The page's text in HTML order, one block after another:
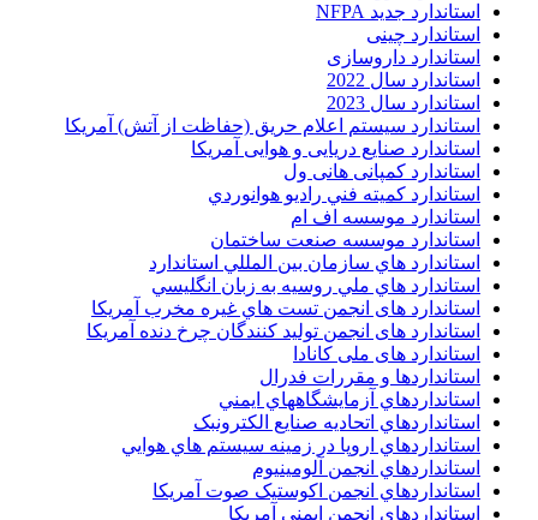
استاندارد جدید NFPA
استاندارد چینی
استاندارد داروسازی
استاندارد سال 2022
استاندارد سال 2023
استاندارد سیستم اعلام حریق (حفاظت از آتش) آمریکا
استاندارد صنایع دریایی و هوایی آمریکا
استاندارد کمپانی هانی ول
استاندارد کميته فني راديو هوانوردي
استاندارد موسسه اف ام
استاندارد موسسه صنعت ساختمان
استاندارد هاي سازمان بين المللي استاندارد
استاندارد هاي ملي روسيه به زبان انگليسي
استاندارد های انجمن تست هاي غيره مخرب آمريکا
استاندارد های انجمن توليد کنندگان چرخ دنده آمريکا
استاندارد های ملی کانادا
استانداردها و مقررات فدرال
استانداردهاي آزمايشگاههاي ايمني
استانداردهاي اتحاديه صنايع الکترونبک
استانداردهاي اروپا در زمينه سيستم هاي هوايي
استانداردهاي انجمن آلومينيوم
استانداردهاي انجمن اکوستيک صوت آمريکا
استانداردهاي انجمن ايمني آمريکا